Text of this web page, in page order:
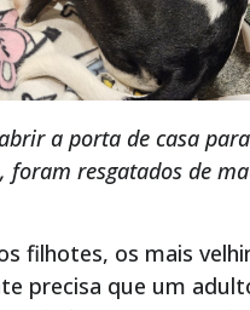
a porta de casa
foram resgatados de
filhotes, os mais
precisa que um